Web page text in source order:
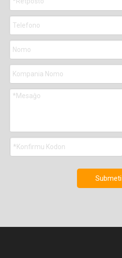
Submeti